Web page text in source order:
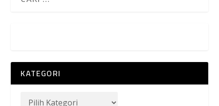
KATEGORI